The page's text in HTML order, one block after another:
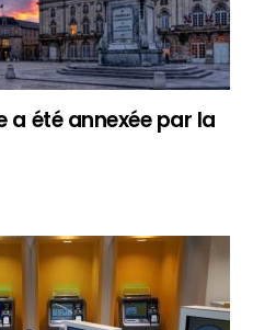
a été annexée par la